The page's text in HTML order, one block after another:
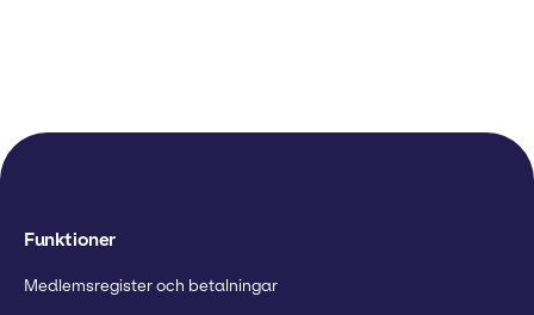
Funktioner
Medlemsregister och betalningar